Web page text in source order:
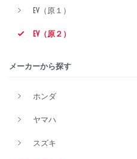
EV（原１）
EV（原２）
メーカーから探す
ホンダ
ヤマハ
スズキ